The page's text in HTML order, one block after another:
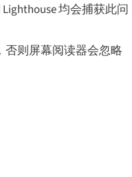
均会捕获此问
否则屏幕阅读器会忽略